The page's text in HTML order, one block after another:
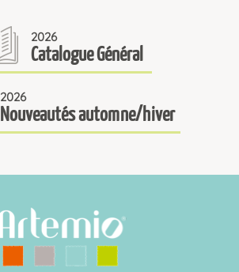
2026
Catalogue Général
2026
Nouveautés automne/hiver